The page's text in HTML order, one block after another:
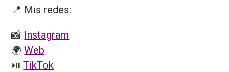
📍 Mis redes:
📸 Instagram
🌍Web
⏯️TikTok